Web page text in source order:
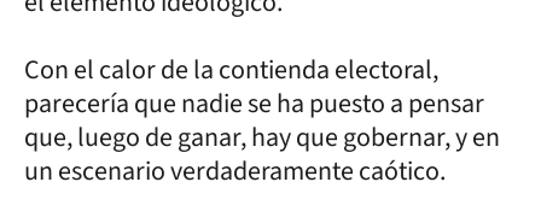
Con el calor de la contienda electoral,
parecería que nadie se ha puesto a pensar
que, luego de ganar, hay que gobernar, y en
un escenario verdaderamente caótico.